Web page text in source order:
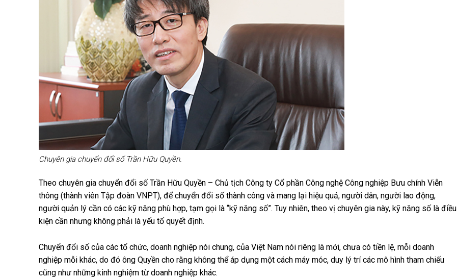
Chuyên gia chuyển đổi số Trần Hữu Quyền.
Theo chuyên gia chuyển đổi số Trần Hữu Quyền – Chủ tịch Công ty Cổ phần Công nghệ Công nghiệp Bưu chính Viễn
thông (thành viên Tập đoàn VNPT), để chuyển đổi số thành công và mang lại hiệu quả, người dân, người lao động,
người quản lý cần có các kỹ năng phù hợp, tạm gọi là “kỹ năng số”. Tuy nhiên, theo vị chuyên gia này, kỹ năng số là điều
kiện cần nhưng không phải là yếu tố quyết định.
Chuyển đổi số của các tổ chức, doanh nghiệp nói chung, của Việt Nam nói riêng là mới, chưa có tiền lệ, mỗi doanh
nghiệp mỗi khác, do đó ông Quyền cho rằng không thể áp dụng một cách máy móc, duy lý trí các mô hình tham chiếu
cũng như những kinh nghiệm từ doanh nghiệp khác.